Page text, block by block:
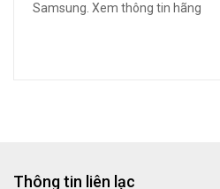
Samsung. Xem thông tin hãng
Thông tin liên lạc